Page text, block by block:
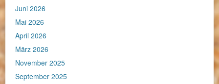
Juni 2026
Mai 2026
April 2026
März 2026
November 2025
September 2025